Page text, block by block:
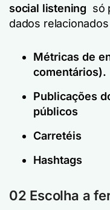
social listening só
dados relacionados
Métricas de
comentários).
Publicações
públicos
Carretéis
Hashtags
02 Escolha a